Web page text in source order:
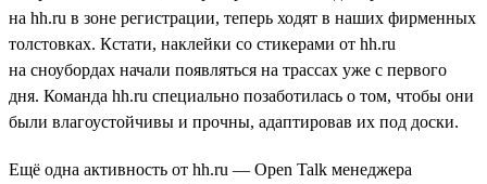
на hh.ru в зоне регистрации, теперь ходят в наших фирменных
толстовках. Кстати, наклейки со стикерами от hh.ru
на сноубордах начали появляться на трассах уже с первого
дня. Команда hh.ru специально позаботилась о том, чтобы они
были влагоустойчивы и прочны, адаптировав их под доски.
Ещё одна активность от hh.ru — Open Talk менеджера